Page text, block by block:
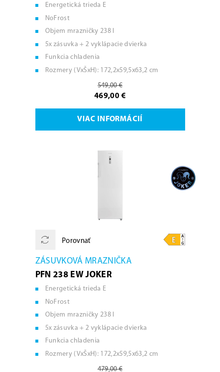
Energetická trieda E
NoFrost
Objem mrazničky 238 l
5x zásuvka + 2 vyklápacie dvierka
Funkcia chladenia
Rozmery (VxŠxH): 172,2x59,5x63,2 cm
549,00 €
469,00 €
VIAC INFORMÁCIÍ
Porovnať
ZÁSUVKOVÁ MRAZNIČKA
PFN 238 EW JOKER
Energetická trieda E
NoFrost
Objem mrazničky 238 l
5x zásuvka + 2 vyklápacie dvierka
Funkcia chladenia
Rozmery (VxŠxH): 172,2x59,5x63,2 cm
479,00 €